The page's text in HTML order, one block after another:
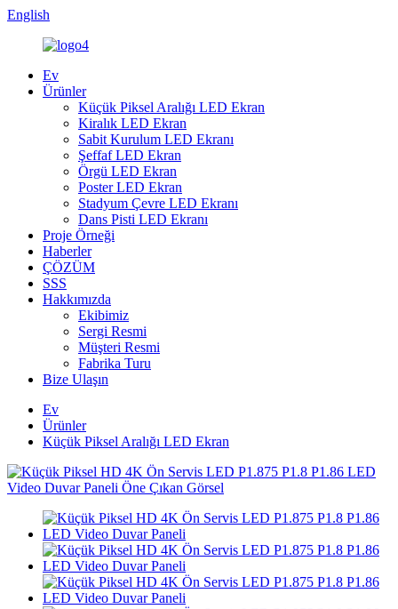
English
Ev
Ürünler
Küçük Piksel Aralığı LED Ekran
Kiralık LED Ekran
Sabit Kurulum LED Ekranı
Şeffaf LED Ekran
Örgü LED Ekran
Poster LED Ekran
Stadyum Çevre LED Ekranı
Dans Pisti LED Ekranı
Proje Örneği
Haberler
ÇÖZÜM
SSS
Hakkımızda
Ekibimiz
Sergi Resmi
Müşteri Resmi
Fabrika Turu
Bize Ulaşın
Ev
Ürünler
Küçük Piksel Aralığı LED Ekran